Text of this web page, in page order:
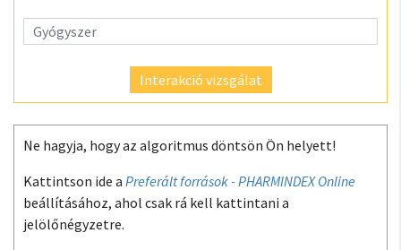
Interakció vizsgálat
Ne hagyja, hogy az algoritmus döntsön Ön helyett!
Kattintson ide a Preferált források - PHARMINDEX Online
beállításához, ahol csak rá kell kattintani a
jelölőnégyzetre.